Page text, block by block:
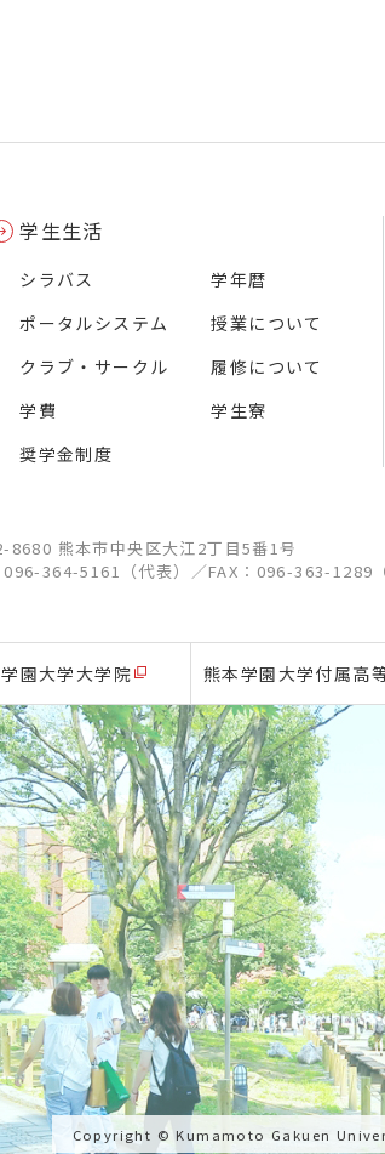
学生生活
シラバス
ポータルシステム
クラブ・サークル
学費
奨学金制度
学年暦
授業について
履修について
学生寮
8680 熊本市中央区大江2丁目5番1号
096-364-5161（代表） ／FAX：096-363-1289
園大学大学院 熊本学園大学付属高
Copyright © Kumamoto Gakuen